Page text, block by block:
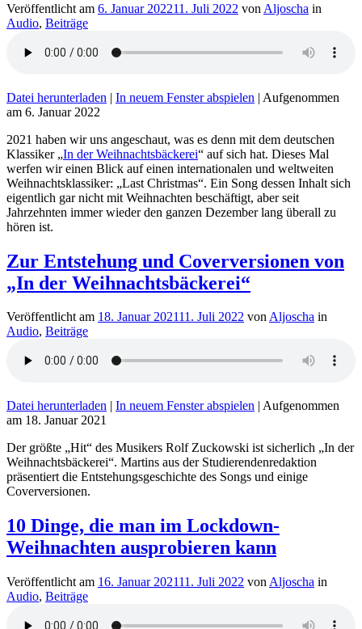
Veröffentlicht am 6. Januar 202211. Juli 2022 von Aljoscha in
Audio, Beiträge
Datei herunterladen | In neuem Fenster abspielen | Aufgenommen
am 6. Januar 2022
2021 haben wir uns angeschaut, was es denn mit dem deutschen
Klassiker „In der Weihnachtsbäckerei“ auf sich hat. Dieses Mal
werfen wir einen Blick auf einen internationalen und weltweiten
Weihnachtsklassiker: „Last Christmas“. Ein Song dessen Inhalt sich
eigentlich gar nicht mit Weihnachten beschäftigt, aber seit
Jahrzehnten immer wieder den ganzen Dezember lang überall zu
hören ist.
Zur Entstehung und Coverversionen von
„In der Weihnachtsbäckerei“
Veröffentlicht am 18. Januar 202111. Juli 2022 vonAljoscha in
Audio, Beiträge
Datei herunterladen | In neuem Fenster abspielen | Aufgenommen
am 18. Januar 2021
Der größte „Hit“ des Musikers Rolf Zuckowski ist sicherlich „In der
Weihnachtsbäckerei“. Martins aus der Studierendenredaktion
präsentiert die Entstehungsgeschichte des Songs und einige
Coverversionen.
10 Dinge, die man im Lockdown-
Weihnachten ausprobieren kann
Veröffentlicht am 16. Januar 202111. Juli 2022 von Aljoscha in
Audio, Beiträge